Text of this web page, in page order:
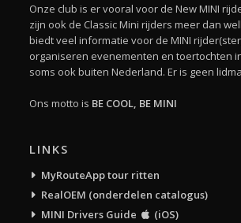
Onze club is er vooral voor de New MINI
zijn ook de Classic Mini rijders meer dan
biedt veel informatie voor de MINI
organiseren evenementen en toertochten
soms ook buiten Nederland. Er is geen
Ons motto is BE COOL, BE MINI
LINKS
MyRouteApp tour ritten
RealOEM (onderdelen catalogus)
MINI Drivers Guide
(iOS)